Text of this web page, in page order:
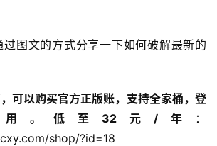
图文的方式分享一下如何破解最新的
可以购买官方正版账，支持全家桶，登
用。低至32元/年
：
shop/?id=18